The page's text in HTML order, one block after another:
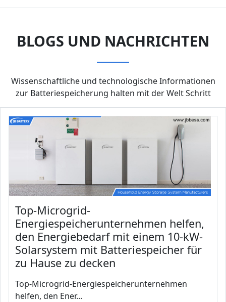
BLOGS UND NACHRICHTEN
Wissenschaftliche und technologische Informationen
zur Batteriespeicherung halten mit der Welt Schritt
Top-Microgrid-
Energiespeicherunternehmen helfen,
den Energiebedarf mit einem 10-kW-
Solarsystem mit Batteriespeicher für
zu Hause zu decken
Top-Microgrid-Energiespeicherunternehmen
helfen, den Ener...